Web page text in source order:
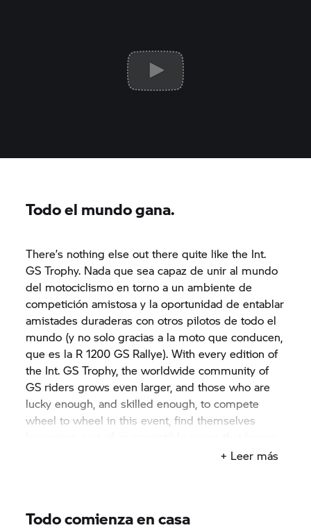
Todo el mundo gana.
There’s nothing else out there quite like the Int.
GS Trophy. Nada que sea capaz de unir al mundo
del motociclismo en torno a un ambiente de
competición amistosa y la oportunidad de entablar
amistades duraderas con otros pilotos de todo el
mundo (y no solo gracias a la moto que conducen,
que es la R 1200 GS Rallye). With every edition of
the Int.GS Trophy, the worldwide community of
GS riders grows even larger, and those who are
lucky enough, and skilled enough, to compete
wheel to wheel in this event, find themselves
no limits, country borders or language barriers.
+ Leer más
Todo comienza en casa